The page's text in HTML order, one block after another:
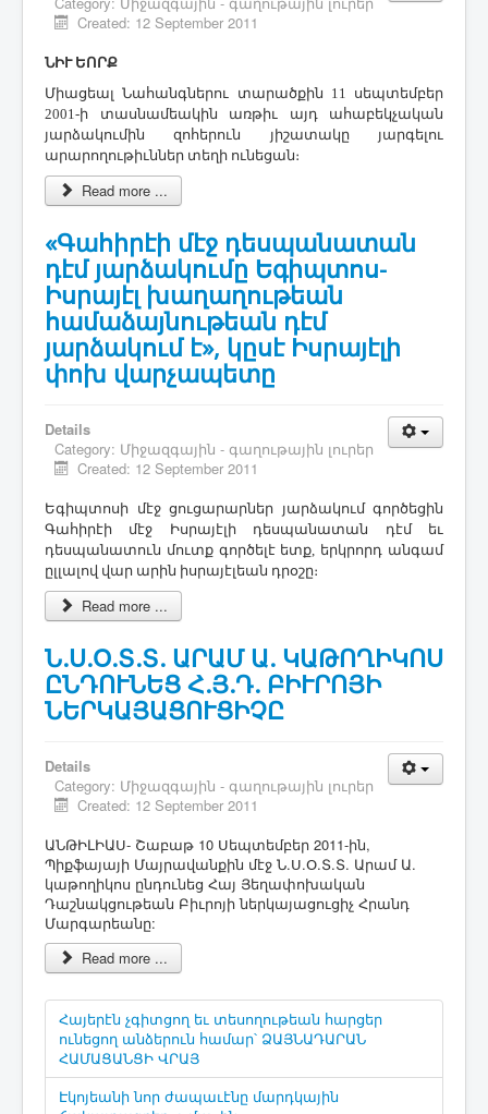
Created: 12 September 2011
ՆԻՒ ԵՈՐՔ
Միացեալ Նահանգներու տարածքին 11 սեպտեմբեր
2001-ի տասնամեակին առթիւ այդ ահաբեկչական
յարձակումին զոհերուն յիշատակը յարգելու
արարողութիւններ տեղի ունեցան։
Read more ...
«Գահիրէի մէջ դեսպանատան
դէմ յարձակումը Եգիպտոս-
Իսրայէլ խաղաղութեան
համաձայնութեան դէմ
յարձակում է», կըսէ Իսրայէլի
փոխ վարչապետը
Details
Category: Միջազգային - գաղութային լուրեր
Created: 12 September 2011
Եգիպտոսի մէջ ցուցարարներ յարձակում գործեցին
Գահիրէի մէջ Իսրայէլի դեսպանատան դէմ եւ
դեսպանատուն մուտք գործելէ ետք, երկրորդ անգամ
ըլլալով վար արին իսրայէլեան դրօշը։
Read more ...
Ն.Ս.Օ.Տ.Տ. ԱՐԱՄ Ա. ԿԱԹՈՂԻԿՈՍ
ԸՆԴՈՒՆԵՑ Հ.Յ.Դ. ԲԻՒՐՈՅԻ
ՆԵՐԿԱՅԱՑՈՒՑԻՉԸ
Details
Category: Միջազգային - գաղութային լուրեր
Created: 12 September 2011
ԱՆԹԻԼԻԱՍ- Շաբաթ 10 Սեպտեմբեր 2011-ին,
Պիքֆայայի Մայրավանքին մէջ Ն.Ս.Օ.Տ.Տ. Արամ Ա.
կաթողիկոս ընդունեց Հայ Յեղափոխական
Դաշնակցութեան Բիւրոյի ներկայացուցիչ Հրանդ
Մարգարեանը:
Read more ...
Հայերէն չգիտցող եւ տեսողութեան հարցեր
ունեցող անձերուն համար՝ ՁԱՅՆԱԴԱՐԱՆ
ՀԱՄԱՑԱՆՑԻ ՎՐԱՅ
Էկոյեանի նոր ժապաւէնը մարդկային